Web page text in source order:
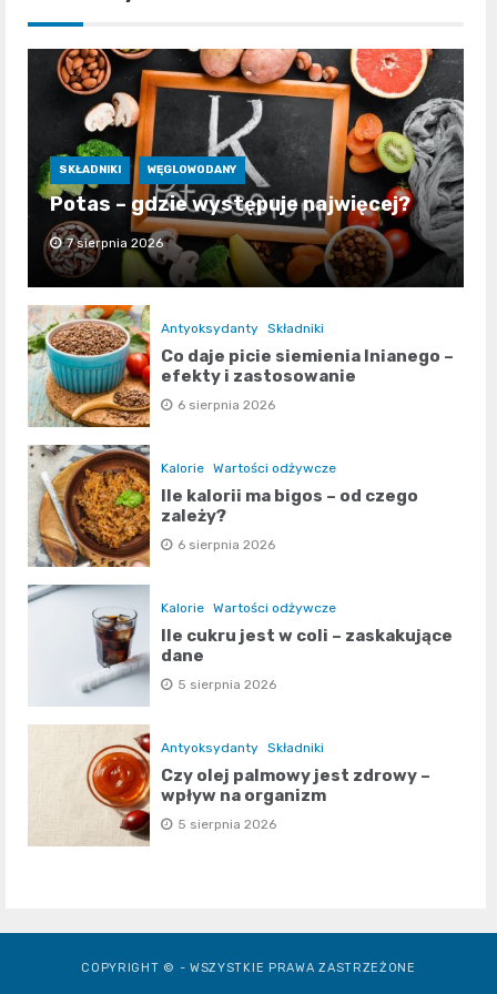
SKŁADNIKI WĘGLOWODANY
Potas – gdzie występuje najwięcej?
7 sierpnia 2026
Antyoksydanty Składniki
Co daje picie siemienia lnianego –
efekty i zastosowanie
6 sierpnia 2026
Kalorie Wartości odżywcze
Ile kalorii ma bigos – od czego
zależy?
6 sierpnia 2026
Kalorie Wartości odżywcze
Ile cukru jest w coli – zaskakujące
dane
5 sierpnia 2026
Antyoksydanty Składniki
Czy olej palmowy jest zdrowy –
wpływ na organizm
5 sierpnia 2026
COPYRIGHT © - WSZYSTKIE PRAWA ZASTRZEŻONE